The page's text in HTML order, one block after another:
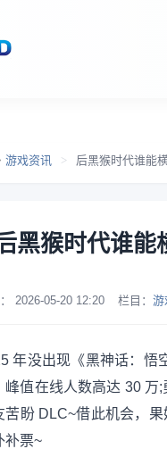
游戏资讯 > 后黑猴时代谁能
黑猴时代谁能
2026-05-20 12:20 栏目： 游
年没出现《黑神话：悟
峰值在线人数高达 30 万
苦盼 DLC~借此机会，
补票~